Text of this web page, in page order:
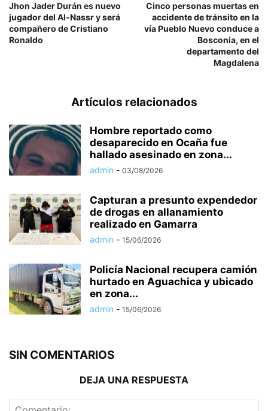
Jhon Jader Durán es nuevo
jugador del Al-Nassr y será
compañero de Cristiano
Ronaldo
Cinco personas muertas en
accidente de tránsito en la
vía Pueblo Nuevo conduce a
Bosconia, en el
departamento del
Magdalena
Artículos relacionados
Hombre reportado como
desaparecido en Ocaña fue
hallado asesinado en zona...
admin - 03/08/2026
Capturan a presunto expendedor
de drogas en allanamiento
realizado en Gamarra
admin - 15/06/2026
Policía Nacional recupera camión
hurtado en Aguachica y ubicado
en zona...
admin - 15/06/2026
SIN COMENTARIOS
DEJA UNA RESPUESTA